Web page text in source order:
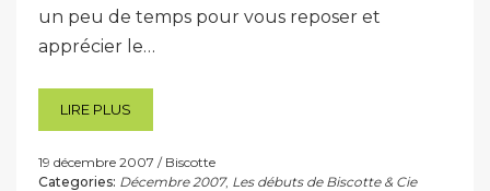
un peu de temps pour vous reposer et
apprécier le…
LIRE PLUS
19 décembre 2007
Biscotte
Categories: Décembre 2007, Les débuts de Biscotte & Cie